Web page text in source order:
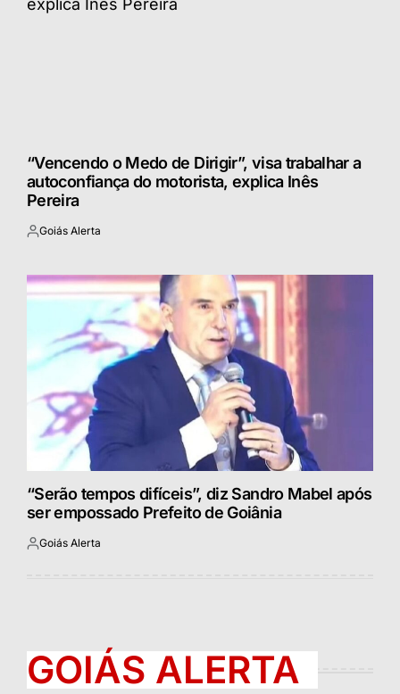
“Vencendo o Medo de Dirigir”, visa trabalhar a
autoconfiança do motorista, explica Inês
Pereira
Postado
Goiás Alerta
“Serão tempos difíceis”, diz Sandro Mabel após
ser empossado Prefeito de Goiânia
Postado
Goiás Alerta
GOIÁS ALERTA